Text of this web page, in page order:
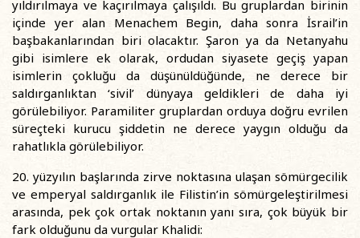
yıldırılmaya ve kaçırılmaya çalışıldı. Bu gruplardan birinin
içinde yer alan Menachem Begin, daha sonra İsrail’in
başbakanlarından biri olacaktır. Şaron ya da Netanyahu
gibi isimlere ek olarak, ordudan siyasete geçiş yapan
isimlerin çokluğu da düşünüldüğünde, ne derece bir
saldırganlıktan ‘sivil’ dünyaya geldikleri de daha iyi
görülebiliyor. Paramiliter gruplardan orduya doğru evrilen
süreçteki kurucu şiddetin ne derece yaygın olduğu da
rahatlıkla görülebiliyor.
20. yüzyılın başlarında zirve noktasına ulaşan sömürgecilik
ve emperyal saldırganlık ile Filistin’in sömürgeleştirilmesi
arasında, pek çok ortak noktanın yanı sıra, çok büyük bir
fark olduğunu da vurgular Khalidi: